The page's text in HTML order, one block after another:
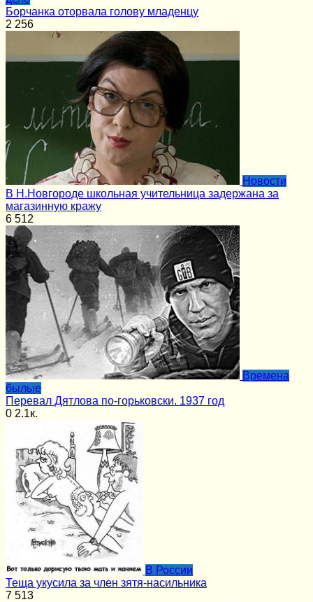
Борчанка оторвала голову младенцу
2 256
Новости
В Н.Новгороде школьная учительница задержана за
магазинную кражу
6 512
Времена
былые
Перевал Дятлова по-горьковски. 1937 год
0 2.1к.
В России
Теща укусила за член зятя-насильника
7 513